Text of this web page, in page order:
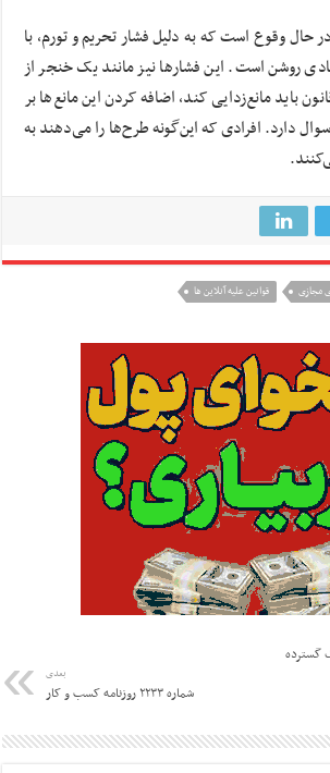
حال وقوع است که به دلیل فشار تحریم و تورم، با
روشن است. این فشار‌ها نیز مانند یک خنجر از
باید مانع‌زدایی کند، اضافه کردن این مانع‌ها بر
دارد. افرادی که این‌گونه طرح‌ها را می‌دهند به
مجازی قوانین علیه آنلاین ها
گسترده
بعدی
شماره ۲۲۳۳ روزنامه کسب و کار